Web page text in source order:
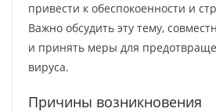
привести к обеспокоенности и
Важно обсудить эту тему,
и принять меры для
вируса.
Причины возникновения